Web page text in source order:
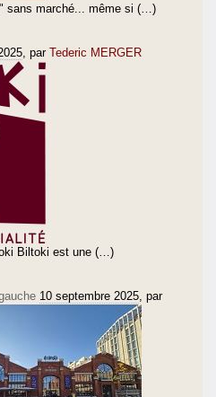
sans marché... même si (…)
, par Tederic MERGER
Biltoki est une (…)
10 septembre 2025 , par